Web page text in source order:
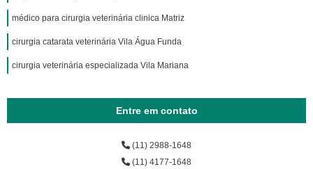
médico para cirurgia veterinária clinica Matriz
cirurgia catarata veterinária Vila Água Funda
cirurgia veterinária especializada Vila Mariana
Entre em contato
(11) 2988-1648
(11) 4177-1648